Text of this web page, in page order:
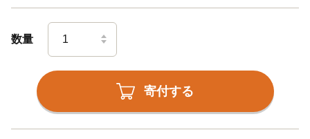
数量
寄付する